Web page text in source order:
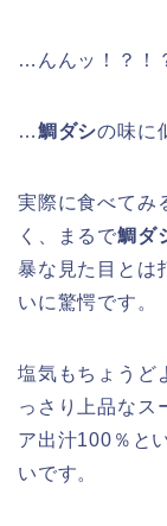
…んんッ！？！
…鯛ダシの味に
実際に食べてみ
く、まるで鯛ダ
暴な見た目とは
いに驚愕です。
塩気もちょうど
っさり上品なス
ア出汁100％と
いです。